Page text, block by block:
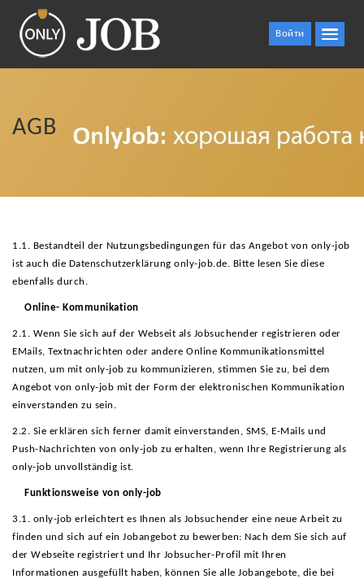
Войти
AGB
1.1. Bestandteil der Nutzungsbedingungen für das Angebot von only-job
ist auch die Datenschutzerklärung only-job.de. Bitte lesen Sie diese
ebenfalls durch.
Online- Kommunikation
2.1. Wenn Sie sich auf der Webseit als Jobsuchender registrieren oder
EMails, Textnachrichten oder andere Online Kommunikationsmittel
nutzen, um mit only-job zu kommunizieren, stimmen Sie zu, bei dem
Angebot von only-job mit der Form der elektronischen Kommunikation
einverstanden zu sein.
2.2. Sie erklären sich ferner damit einverstanden, SMS, E-Mails und
Push-Nachrichten von only-job zu erhalten, wenn Ihre Registrierung als
only-job unvollständig ist.
Funktionsweise von only-job
3.1. only-job erleichtert es Ihnen als Jobsuchender eine neue Arbeit zu
finden und sich auf ein Jobangebot zu bewerben: Nach dem Sie sich auf
der Webseite registriert und Ihr Jobsucher-Profil mit Ihren
Informationen ausgefüllt haben, können Sie alle Jobangebote, die bei